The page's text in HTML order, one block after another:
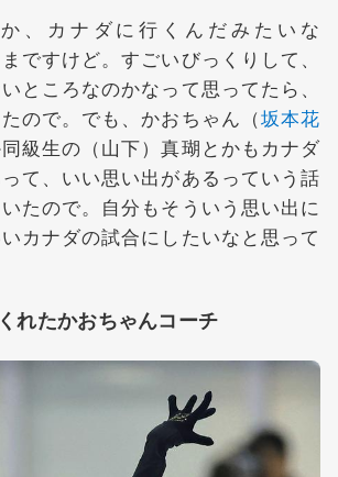
、カナダに行くんだみたいな
ですけど。すごいびっくりして、
ところなのかなって思ってたら、
ので。でも、かおちゃん（坂本花
級生の（山下）真瑚とかもカナダ
て、いい思い出があるっていう話
たので。自分もそういう思い出に
カナダの試合にしたいなと思って
れたかおちゃんコーチ